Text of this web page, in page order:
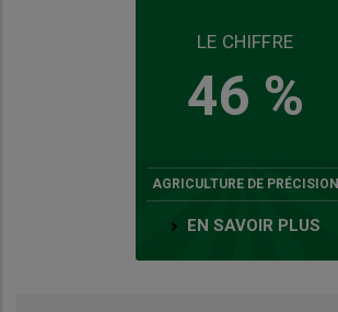
LE CHIFFRE
46 %
AGRICULTURE DE PRÉCISION
EN SAVOIR PLUS